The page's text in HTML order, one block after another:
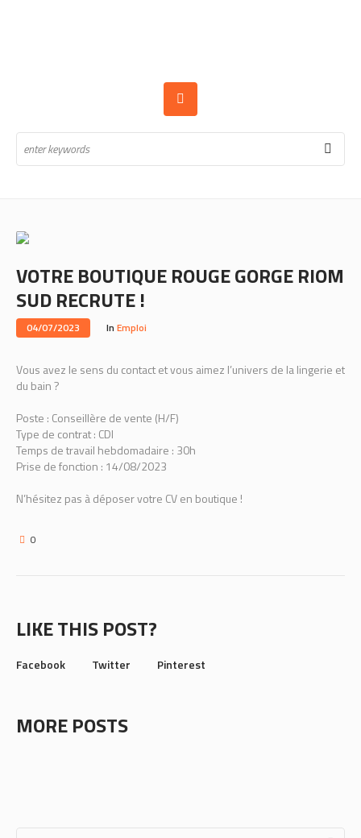
VOTRE BOUTIQUE ROUGE GORGE RIOM
SUD RECRUTE !
04/07/2023 In Emploi
Vous avez le sens du contact et vous aimez l’univers de la lingerie et
du bain ?
Poste : Conseillère de vente (H/F)
Type de contrat : CDI
Temps de travail hebdomadaire : 30h
Prise de fonction : 14/08/2023
N’hésitez pas à déposer votre CV en boutique !
0
LIKE THIS POST?
Facebook Twitter Pinterest
MORE POSTS